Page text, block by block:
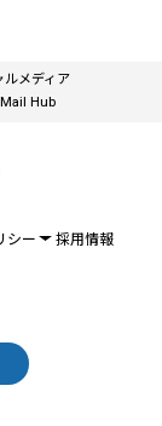
ルメディア
Hub
シー
採用情報